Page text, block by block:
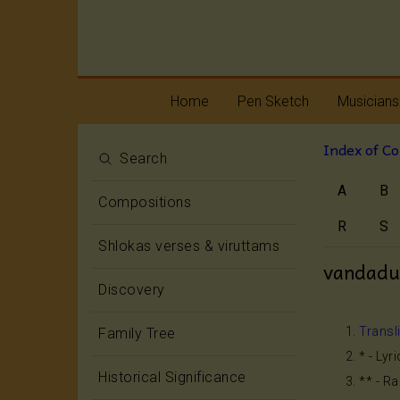
Home Pen Sketch
Melody
Rhythm
Search
Compositions
Shlokas verses & viruttams
Discovery
Family Tree
Historical Significance
Index of
A B
R S
* -
** -